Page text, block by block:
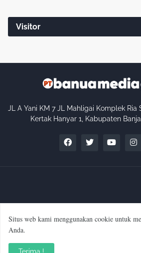
Visitor
JL A Yani KM 7 JL Mahligai Komplek Ria
Kertak Hanyar 1, Kabupaten
Situs web kami menggunakan cookie untuk
Anda.